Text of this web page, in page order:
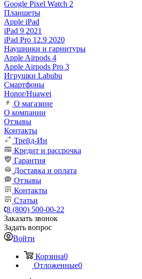
Google Pixel Watch 2
Планшеты
Apple iPad
iPad 9 2021
iPad Pro 12.9 2020
Наушники и гарнитуры
Apple Airpods 4
Apple Airpods Pro 3
Игрушки Labubu
Смартфоны
Honor/Huawei
О магазине
О компании
Отзывы
Контакты
Трейд-Ин
Кредит и рассрочка
Гарантия
Доставка и оплата
Отзывы
Контакты
Статьи
8 (800) 500-00-22
Заказать звонок
Задать вопрос
Войти
Корзина0
Отложенные0